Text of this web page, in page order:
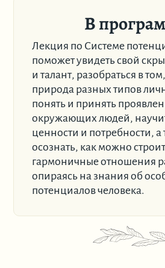
В
Лекция по Системе
поможет увидеть свой
и талант, разобраться в
природа разных типов
понять и принять
окружающих людей,
ценности и потребности, а
осознать, как можно
гармоничные отношения
опираясь на знания об
потенциалов человека.